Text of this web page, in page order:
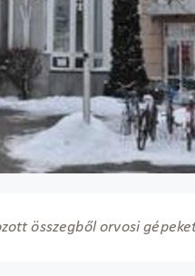
összegből orvosi